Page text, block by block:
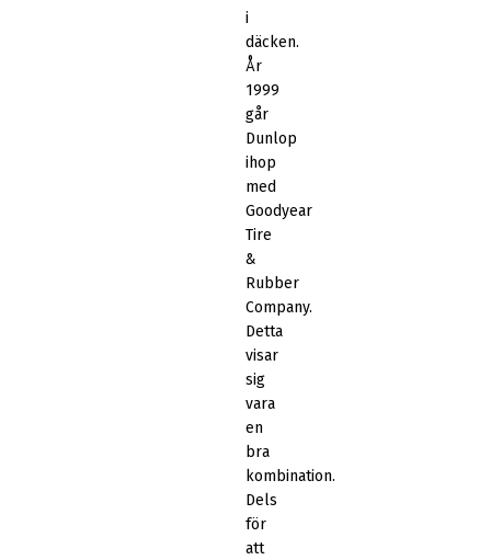
i
däcken.
År
1999
går
Dunlop
ihop
med
Goodyear
Tire
&
Rubber
Company.
Detta
visar
sig
vara
en
bra
kombination.
Dels
för
att